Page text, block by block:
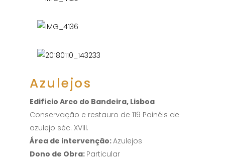
Azulejos
Edifício Arco do Bandeira, Lisboa
Conservação e restauro de 119 Painéis de
azulejo séc. XVIII.
Área de intervenção:Azulejos
Dono de Obra: Particular